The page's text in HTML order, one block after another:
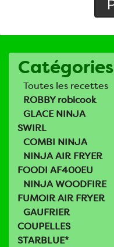
Catégories
Toutes les recettes
ROBBY robicook
GLACE NINJA
SWIRL
COMBI NINJA
NINJA AIR FRYER
FOODI AF400EU
NINJA WOODFIRE
FUMOIR AIR FRYER
GAUFRIER
COUPELLES
STARBLUE*